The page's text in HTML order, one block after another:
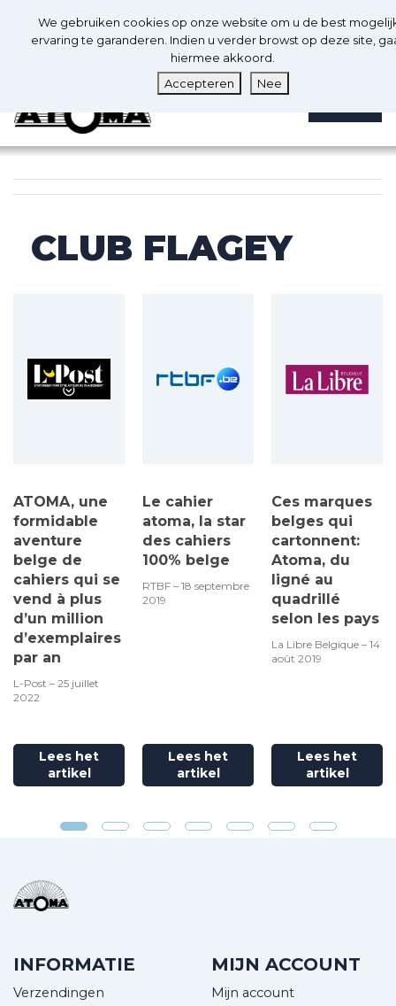
Nl
0 0
CLUB FLAGEY
ATOMA, une
formidable
aventure
belge de
cahiers qui se
vend à plus
d’un million
d’exemplaires
par an
L-Post – 25 juillet
2022
Lees het
artikel
Le cahier
atoma, la star
des cahiers
100% belge
RTBF – 18 septembre
2019
Lees het
artikel
Ces marques
belges qui
cartonnent:
Atoma, du
ligné au
quadrillé
selon les pays
La Libre Belgique – 14
août 2019
Lees het
artikel
INFORMATIE
Verzendingen
MIJN ACCOUNT
Mijn account
We gebruiken cookies op onze website om u de best
ervaring te garanderen. Indien u verder browst op deze site,
hiermee akkoord.
Accepteren
Nee